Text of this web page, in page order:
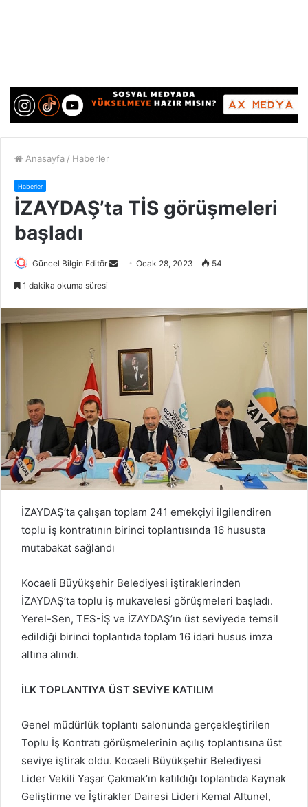
Anasayfa / Haberler
Haberler
İZAYDAŞ’ta TİS görüşmeleri
başladı
Güncel Bilgin Editör
e
m
a
l
Ocak 28, 2023 54
1 dakika okuma süresi
İZAYDAŞ’ta çalışan toplam 241 emekçiyi ilgilendiren
toplu iş kontratının birinci toplantısında 16 hususta
mutabakat sağlandı
Kocaeli Büyükşehir Belediyesi iştiraklerinden
İZAYDAŞ’ta toplu iş mukavelesi görüşmeleri başladı.
Yerel-Sen, TES-İŞ ve İZAYDAŞ’ın üst seviyede temsil
edildiği birinci toplantıda toplam 16 idari husus imza
altına alındı.
İLK TOPLANTIYA ÜST SEVİYE KATILIM
Genel müdürlük toplantı salonunda gerçekleştirilen
Toplu İş Kontratı görüşmelerinin açılış toplantısına üst
seviye iştirak oldu. Kocaeli Büyükşehir Belediyesi
Lider Vekili Yaşar Çakmak’ın katıldığı toplantıda Kaynak
Geliştirme ve İştirakler Dairesi Lideri Kemal Altunel,